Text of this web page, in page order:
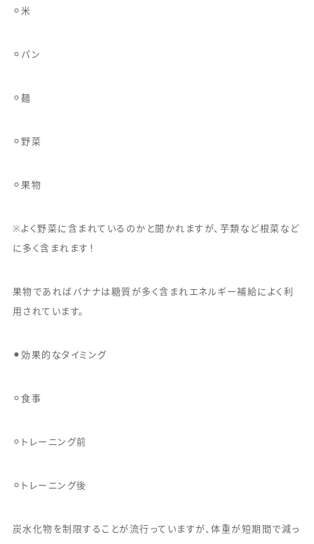
⚪︎米
⚪︎パン
⚪︎麺
⚪︎野菜
⚪︎果物
※よく野菜に含まれているのかと聞かれますが、芋類など根菜など
に多く含まれます！
果物であればバナナは糖質が多く含まれエネルギー補給によく利
用されています。
⚫︎効果的なタイミング
⚪︎食事
⚪︎トレーニング前
⚪︎トレーニング後
炭水化物を制限することが流行っていますが、体重が短期間で減っ